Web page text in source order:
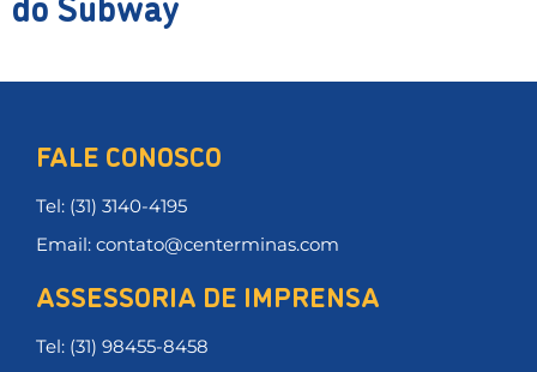
FALE CONOSCO
Tel: (31) 3140-4195
Email: contato@centerminas.com
ASSESSORIA DE IMPRENSA
Tel: (31) 98455-8458